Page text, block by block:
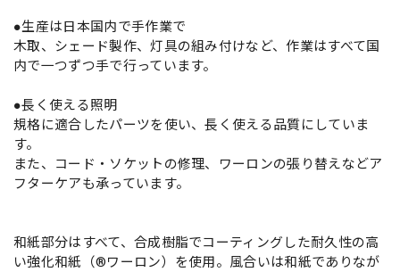
●生産は日本国内で手作業で
木取、シェード製作、灯具の組み付けなど、作業はすべて国
内で一つずつ手で行っています。
●長く使える照明
規格に適合したパーツを使い、長く使える品質にしていま
す。
また、コード・ソケットの修理、ワーロンの張り替えなどア
フターケアも承っています。
和紙部分はすべて、合成樹脂でコーティングした耐久性の高
い強化和紙（®ワーロン）を使用。風合いは和紙でありなが